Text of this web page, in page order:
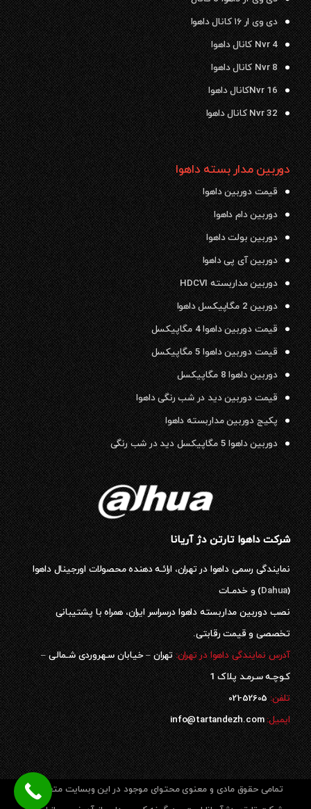
دی وی ار ۱۶ کانال داهوا
Nvr 4 کانال داهوا
Nvr 8 کانال داهوا
Nvr 16کانال داهوا
Nvr 32 کانال داهوا
دوربین مدار بسته داهوا
قیمت دوربین داهوا
دوربین دام داهوا
دوربین بولت داهوا
دوربین آی پی داهوا
دوربین مداربسته HDCVI
دوربین 2 مگاپیکسل داهوا
قیمت دوربین داهوا 4 مگاپیکسل
قیمت دوربین داهوا 5 مگاپیکسل
دوربین داهوا 8 مگاپیکسل
قیمت دوربین دید در شب رنگی داهوا
پکیج دوربین مداربسته داهوا
دوربین داهوا 5 مگاپیکسل دید در شب رنگی
شرکت داهوا تارتن دژ آریانا
نمایندگی رسمی داهوا در تهران، ارائـه دهنده محصولات اورجینال داهوا
(
Dahua) و خدمـات
نصب دوربین مداربسته داهوا درسراسر ایران، همراه با پشتیبانی
تخصصی و قیمت رقابتی.
آدرس نمایندگی داهوا در تهران:تهران – خیابان سـهروردی شـمالی –
کـوچـه سـرمـد پلاک 1
تلفن:52605-021
ایمیل:info@tartandezh.com
تمامی حقوق مادی و معنوی محتوای موجود در این وبسایت متعلق به